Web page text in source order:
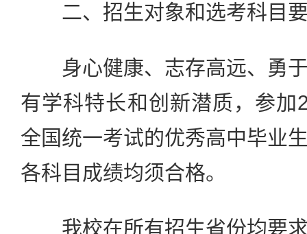
二、招生对象和选考科目
身心健康、志存高远、勇于
有学科特长和创新潜质，参加
全国统一考试的优秀高中毕业
各科目成绩均须合格。
我校在所有招生省份均要求